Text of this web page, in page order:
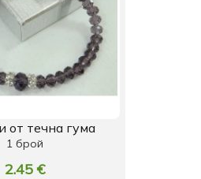
от течна гума
1 брой
2.45 €